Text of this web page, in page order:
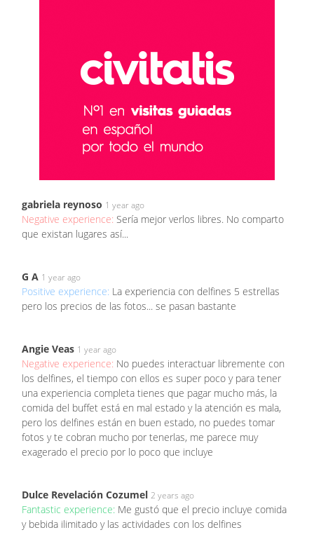
gabriela reynoso 1 year ago
Negative experience: Sería mejor verlos libres. No comparto
que existan lugares así...
G A 1 year ago
Positive experience: La experiencia con delfines 5 estrellas
pero los precios de las fotos... se pasan bastante
Angie Veas 1 year ago
Negative experience: No puedes interactuar libremente con
los delfines, el tiempo con ellos es super poco y para tener
una experiencia completa tienes que pagar mucho más, la
comida del buffet está en mal estado y la atención es mala,
pero los delfines están en buen estado, no puedes tomar
fotos y te cobran mucho por tenerlas, me parece muy
exagerado el precio por lo poco que incluye
Dulce Revelación Cozumel 2 years ago
Fantastic experience: Me gustó que el precio incluye comida
y bebida ilimitado y las actividades con los delfines